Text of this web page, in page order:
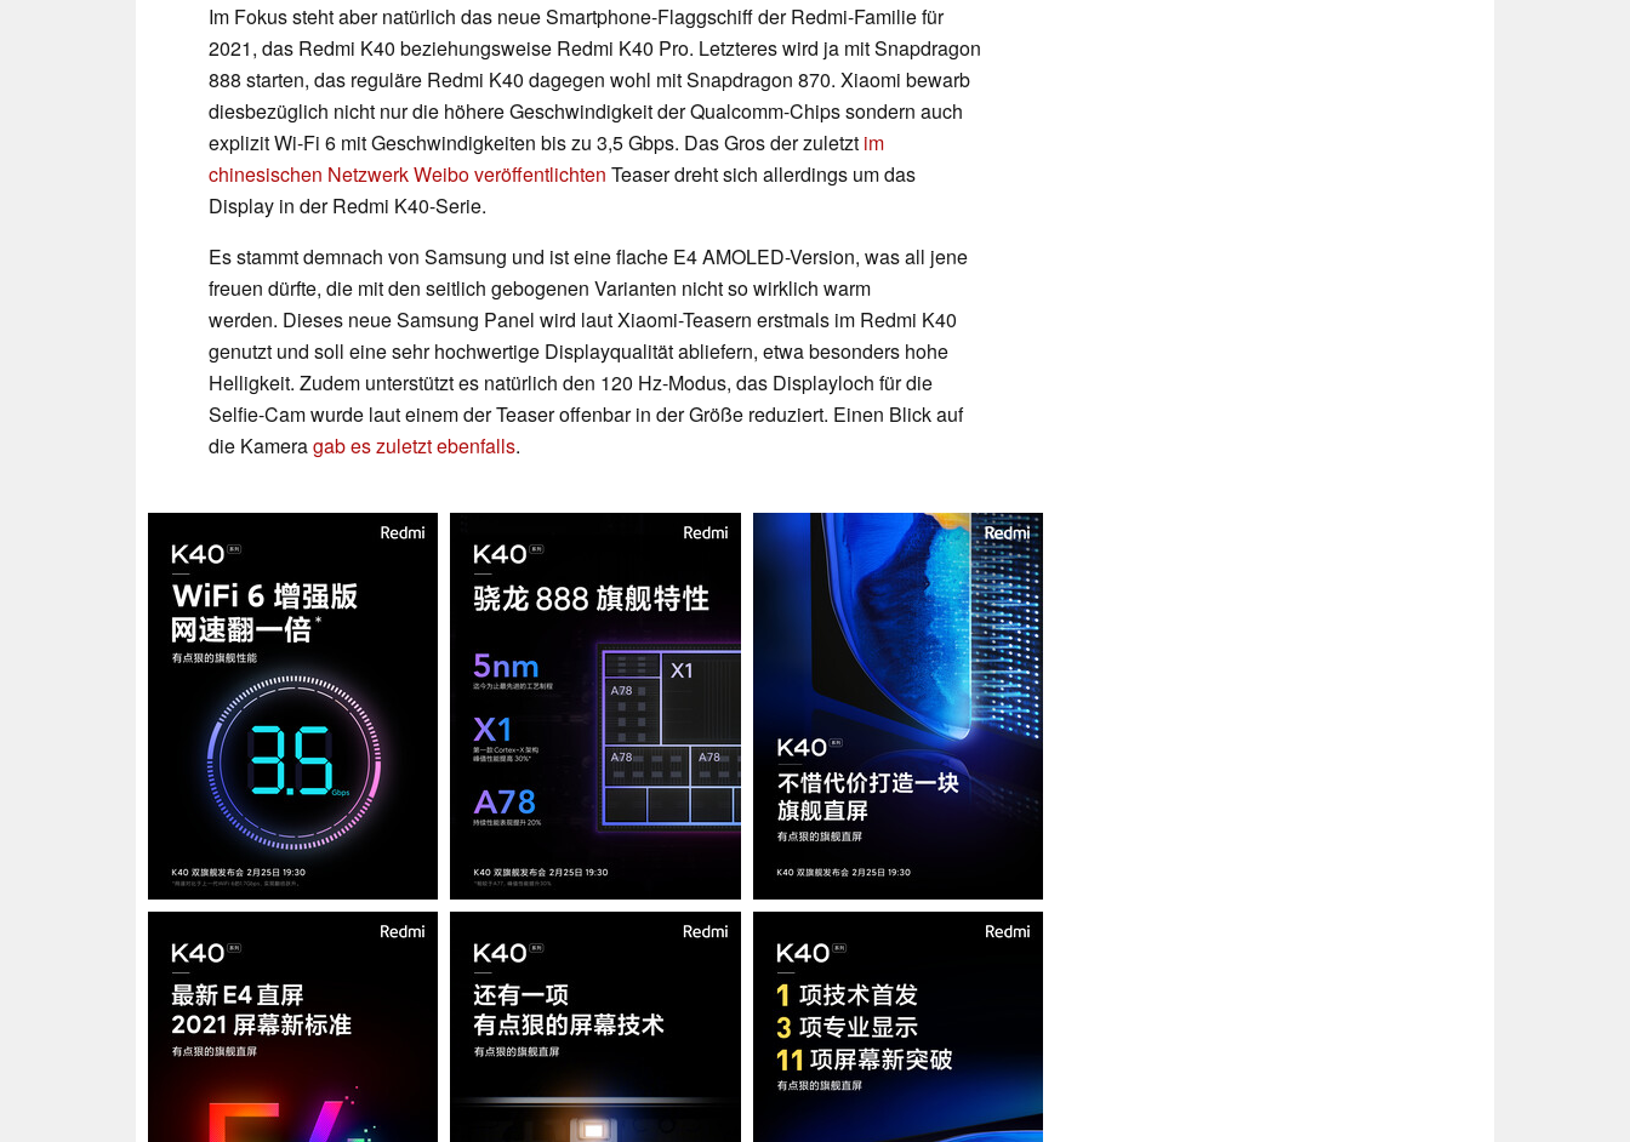
Im Fokus steht aber natürlich das neue Smartphone-Flaggschiff der Redmi-Familie für
2021, das Redmi K40 beziehungsweise Redmi K40 Pro. Letzteres wird ja mit Snapdragon
888 starten, das reguläre Redmi K40 dagegen wohl mit Snapdragon 870. Xiaomi bewarb
diesbezüglich nicht nur die höhere Geschwindigkeit der Qualcomm-Chips sondern auch
explizit Wi-Fi 6 mit Geschwindigkeiten bis zu 3,5 Gbps. Das Gros der zuletzt im
chinesischen Netzwerk Weibo veröffentlichten Teaser dreht sich allerdings um das
Display in der Redmi K40-Serie.
Es stammt demnach von Samsung und ist eine flache E4 AMOLED-Version, was all jene
freuen dürfte, die mit den seitlich gebogenen Varianten nicht so wirklich warm
werden. Dieses neue Samsung Panel wird laut Xiaomi-Teasern erstmals im Redmi K40
genutzt und soll eine sehr hochwertige Displayqualität abliefern, etwa besonders hohe
Helligkeit. Zudem unterstützt es natürlich den 120 Hz-Modus, das Displayloch für die
Selfie-Cam wurde laut einem der Teaser offenbar in der Größe reduziert. Einen Blick auf
die Kameragab es zuletzt ebenfalls.